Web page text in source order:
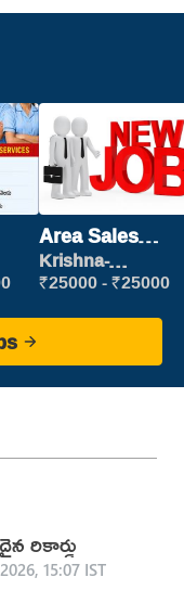
Area Sales
Manager (Field
Sales)
Krishna-
vijayawada
₹25000 - ₹25000
రికార్డు
15:07 IST